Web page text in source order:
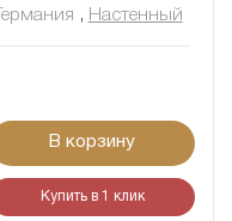
Германия , Настенный
В корзину
Купить в 1 клик